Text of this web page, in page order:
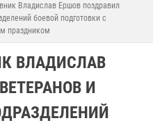
Владислав Ершов поздравил
боевой подготовки с
праздником
ВЛАДИСЛАВ
И